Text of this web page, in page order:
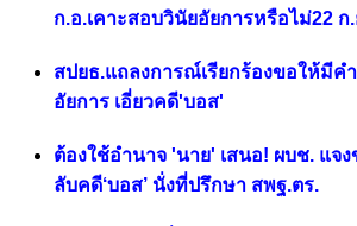
ก.อ.เคาะสอบวินัยอัยการหรือไม่22 ก.
สปยธ.แถลงการณ์เรียกร้องขอให้มีค
อัยการ เอี่ยวคดี'บอส'
ต้องใช้อำนาจ 'นาย' เสนอ! ผบช. แจง
ลับคดี‘บอส’ นั่งที่ปรึกษา สพฐ.ตร.